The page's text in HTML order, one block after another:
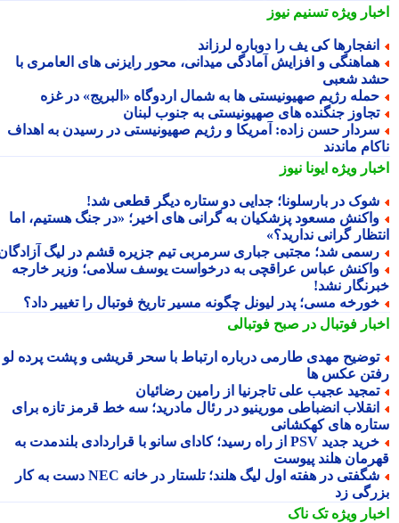
ویژهتسنیم نیوز
کی یف را دوباره لرزاند
و افزایش آمادگی میدانی، محور رایزنی های العامری با
شعبی
رژیم صهیونیستی ها به شمال اردوگاه «البریج» در غزه
جنگنده های صهیونیستی به جنوب لبنان
حسن زاده: آمریکا و رژیم صهیونیستی در رسیدن به اهداف
ماندند
ویژهایونا نیوز
در بارسلونا؛ جدایی دو ستاره دیگر قطعی شد!
مسعود پزشکیان به گرانی های اخیر؛ «در جنگ هستیم، اما
گرانی ندارید؟»
شد؛ مجتبی جباری سرمربی تیم جزیره قشم در لیگ آزادگان!
عباس عراقچی به درخواست یوسف سلامی؛ وزیر خارجه
نشد!
مسی؛ پدر لیونل چگونه مسیر تاریخ فوتبال را تغییر داد؟
فوتبال در صبح فوتبالی
مهدی طارمی درباره ارتباط با سحر قریشی و پشت پرده لو
عکس ها
عجیب علی تاجرنیا از رامین رضائیان
انضباطی مورینیو در رئال مادرید؛ سه خط قرمز تازه برای
های کهکشانی
خرید جدید PSV از راه رسید؛ کادای سانو با قراردادی بلندمدت به
هلند پیوست
شگفتی در هفته اول لیگ هلند؛ تلستار در خانه NEC دست به کار
زد
ویژهتک ناک